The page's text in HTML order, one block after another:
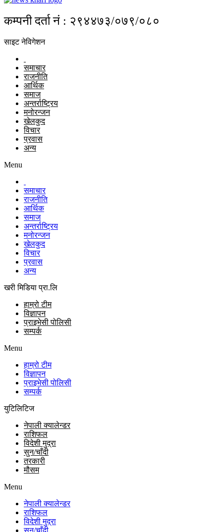
कम्पनी दर्ता नं : २९४४७३/०७९/०८०
साइट नेविगेशन
समाचार
राजनीति
आर्थिक
समाज
अन्तर्राष्ट्रिय
मनोरन्जन
खेलकुद
विचार
प्रवास
अन्य
Menu
समाचार
राजनीति
आर्थिक
समाज
अन्तर्राष्ट्रिय
मनोरन्जन
खेलकुद
विचार
प्रवास
अन्य
खरी मिडिया प्रा.लि
हाम्रो टीम
विज्ञापन
प्राइभेसी पोलिसी
सम्पर्क
Menu
हाम्रो टीम
विज्ञापन
प्राइभेसी पोलिसी
सम्पर्क
युटिलिटिज
नेपाली क्यालेन्डर
राशिफल
विदेशी मुद्रा
सुन/चाँदी
तरकारी
मौसम
Menu
नेपाली क्यालेन्डर
राशिफल
विदेशी मुद्रा
सुन/चाँदी